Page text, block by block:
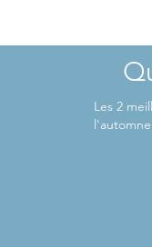
Les 2